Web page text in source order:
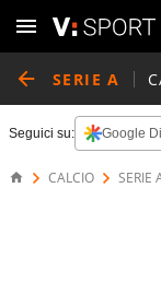
SERIE A
Seguici su: Google
CALCIO SERIE